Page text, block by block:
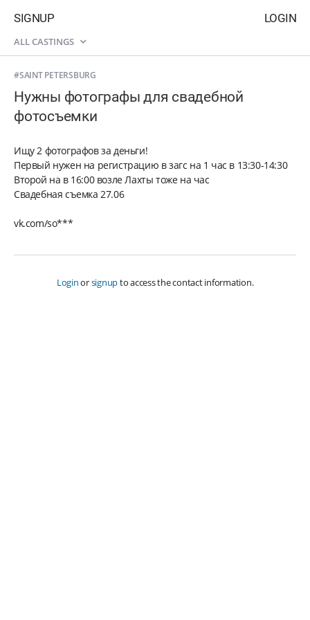
LOGIN
SIGNUP
ALL CASTINGS
#SAINT PETERSBURG
Нужны фотографы для свадебной
фотосъемки
Ищу 2 фотографов за деньги!
Первый нужен на регистрацию в загс на 1 час в 13:30-14:30
Второй на в 16:00 возле Лахты тоже на час
Свадебная съемка 27.06
vk.com/so***
Loginorsignupto access the contact information.